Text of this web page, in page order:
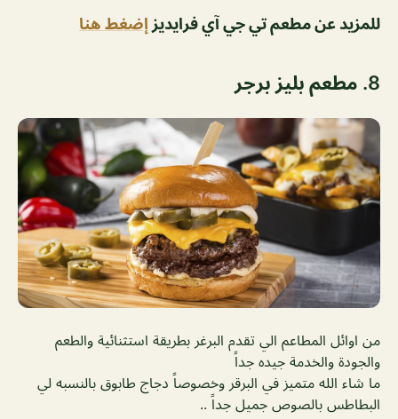
للمزيد عن مطعم تي جي آي فرايديز إضغط هنا
8. مطعم بليز برجر
من اوائل المطاعم الي تقدم البرغر بطريقة استثنائية والطعم
والجودة والخدمة جيده جداً
ما شاء الله متميز في البرقر وخصوصاً دجاج طابوق بالنسبه لي
البطاطس بالصوص جميل جداً ..